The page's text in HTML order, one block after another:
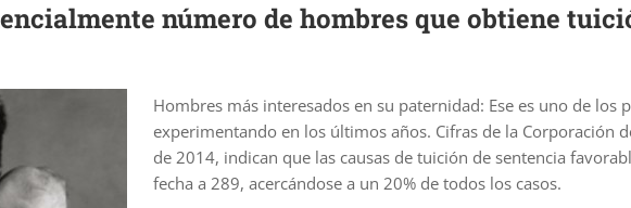
número de hombres que obtiene
Hombres más interesados en su paternidad: Ese es uno de los
experimentando en los últimos años. Cifras de la Corporación
de 2014, indican que las causas de tuición de sentencia
fecha a 289, acercándose a un 20% de todos los casos.